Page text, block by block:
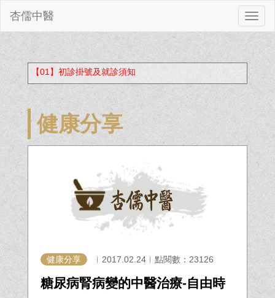
切
換
杏儒中醫
【01】初診掛號及就診須知
健康分享
健康分享 ︱2017.02.24︱點閱數：23126
糖尿病腎病變的中醫治療-自由時